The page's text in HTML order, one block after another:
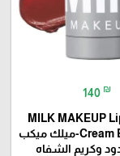
140 ₪
MILK MAKEUP
Cream Blush Stick-ميلك ميكب
وكريم الشفاه